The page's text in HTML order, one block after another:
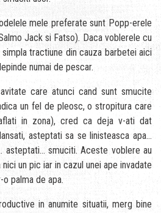
mele preferate sunt Popp-erele
Jack si Fatso). Daca voblerele cu
tractiune din cauza barbetei aici
numai de pescar.
care atunci cand sunt smucite
un fel de pleosc, o stropitura care
in zona), cred ca deja v-ati dat
asteptati sa se linisteasca apa…
asteptati… smuciti. Aceste voblere au
un pic iar in cazul unei ape invadate
palma de apa.
in anumite situatii, merg bine